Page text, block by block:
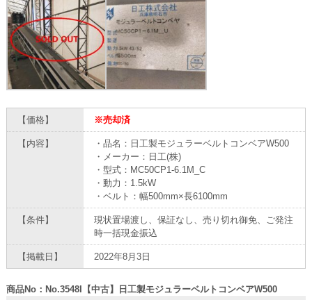
【価格】 ※売却済
【内容】
・品名：日工製モジュラーベルトコンベアW500
・メーカー：日工(株)
・型式：MC50CP1-6.1M_C
・動力：1.5kW
・ベルト：幅500mm×長6100mm
【条件】
現状置場渡し、保証なし、売り切れ御免、ご発注
時一括現金振込
【掲載日】 2022年8月3日
商品No：No.3548I【中古】日工製モジュラーベルトコンベアW500